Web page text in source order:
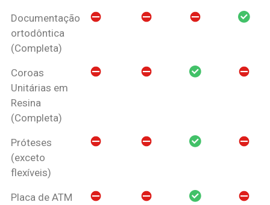
Documentação
ortodôntica
(Completa)
Coroas
Unitárias em
Resina
(Completa)
Próteses
(exceto
flexíveis)
Placa de ATM